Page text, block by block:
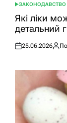
ОПУБЛІКУВАТИ
У
ЗАКОНОДАВСТВО
Які ліки
детальний
Оприлюднено
25.06.2026